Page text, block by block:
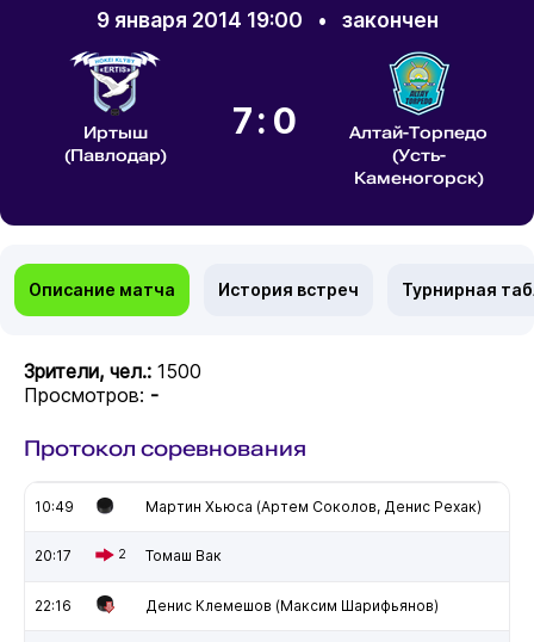
9 января 2014 19:00 • закончен
Иртыш
(Павлодар)
7:0
Алтай-Торпедо
(Усть-
Каменогорск)
Описание матча История встреч Турнирная
Зрители, чел.: 1500
Просмотров: -
Протокол соревнования
10:49 Мартин Хьюса (Артем Соколов, Денис Рехак)
20:17 2 Томаш Вак
22:16 Денис Клемешов (Максим Шарифьянов)